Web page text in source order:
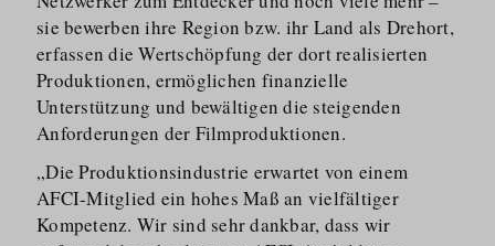
sie bewerben ihre Region bzw. ihr Land als Drehort,
erfassen die Wertschöpfung der dort realisierten
Produktionen, ermöglichen finanzielle
Unterstützung und bewältigen die steigenden
Anforderungen der Filmproduktionen.
„Die Produkti­ons­industrie erwartet von einem
AFCI-Mitglied ein hohes Maß an vielfältiger
Kompetenz. Wir sind sehr dankbar, dass wir